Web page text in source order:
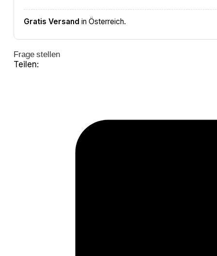
Gratis Versand in Österreich.
Frage stellen
Teilen: